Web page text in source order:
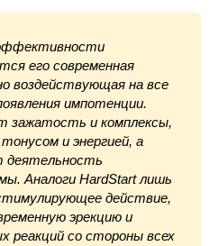
его современная
воздействующая на все
импотенции.
зажатость и комплексы,
и энергией, а
деятельность
Аналоги HardStart лишь
действие,
эрекцию и
реакций со стороны всех